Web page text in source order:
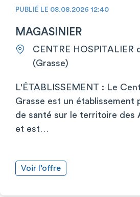
PUBLIÉ LE 08.08.2026 12:40
MAGASINIER
CENTRE HOSPITALIER
(Grasse)
L'ÉTABLISSEMENT : Le
Grasse est un établissement
de santé sur le territoire des
et est…
Voir l’offre